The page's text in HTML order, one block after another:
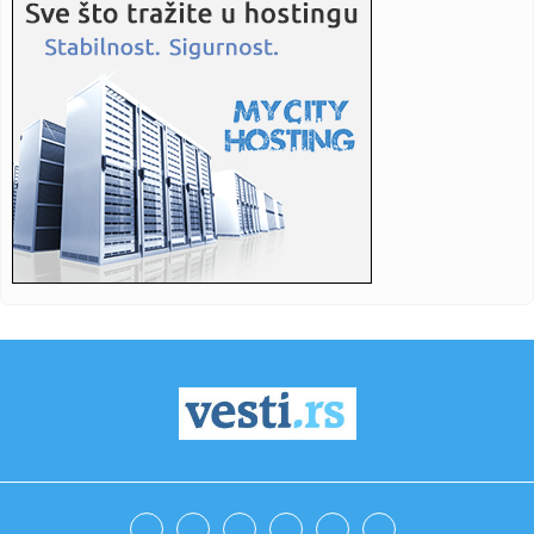
08:59: Deset godina od smrti Željka Kopanje: Novinarstvom
gradio mostov...
08:59:
tra...
08:58:U novosadskom porodilištu za dan rođeno 28 beba
08:56:Национално првенство у одбојци на ...
08:54:Skandal u UEFA: "Infantino bio u vezi sa radnicom,
unaprijedili j...
OSMOSMERKA: Teške reči
Dvanaest sati u Spajdermenovom odelu: Tom Holand